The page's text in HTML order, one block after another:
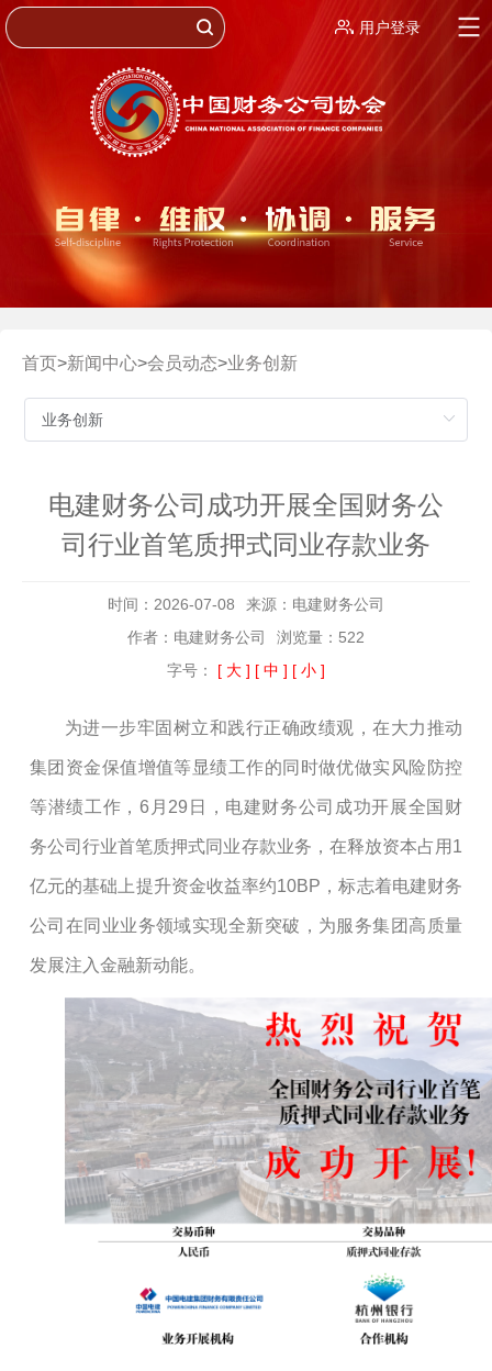
用户登录
首页>新闻中心>会员动态>业务创新
电建财务公司成功开展全国财务公
司行业首笔质押式同业存款业务
时间：2026-07-08
来源：电建财务公司
作者：电建财务公司
浏览量：522
字号： [ 大 ] [ 中 ] [ 小 ]
为进一步牢固树立和践行正确政绩观，在大力推动
集团资金保值增值等显绩工作的同时做优做实风险防控
等潜绩工作， 6月29日，电建财务公司成功开展全国财
务公司行业首笔质押式同业存款业务，在释放资本占用1
亿元的基础上提升资金收益率约10BP，标志着电建财务
公司在同业业务领域实现全新突破，为服务集团高质量
发展注入金融新动能。